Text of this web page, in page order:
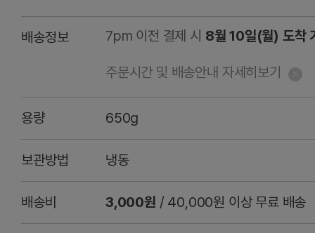
배송정보 7pm 이전 결제 시 8월 10일(월) 도착
주문시간 및 배송안내 자세히보기
용량 650g
보관방법 냉동
배송비 3,000원 / 40,000원 이상 무료 배송